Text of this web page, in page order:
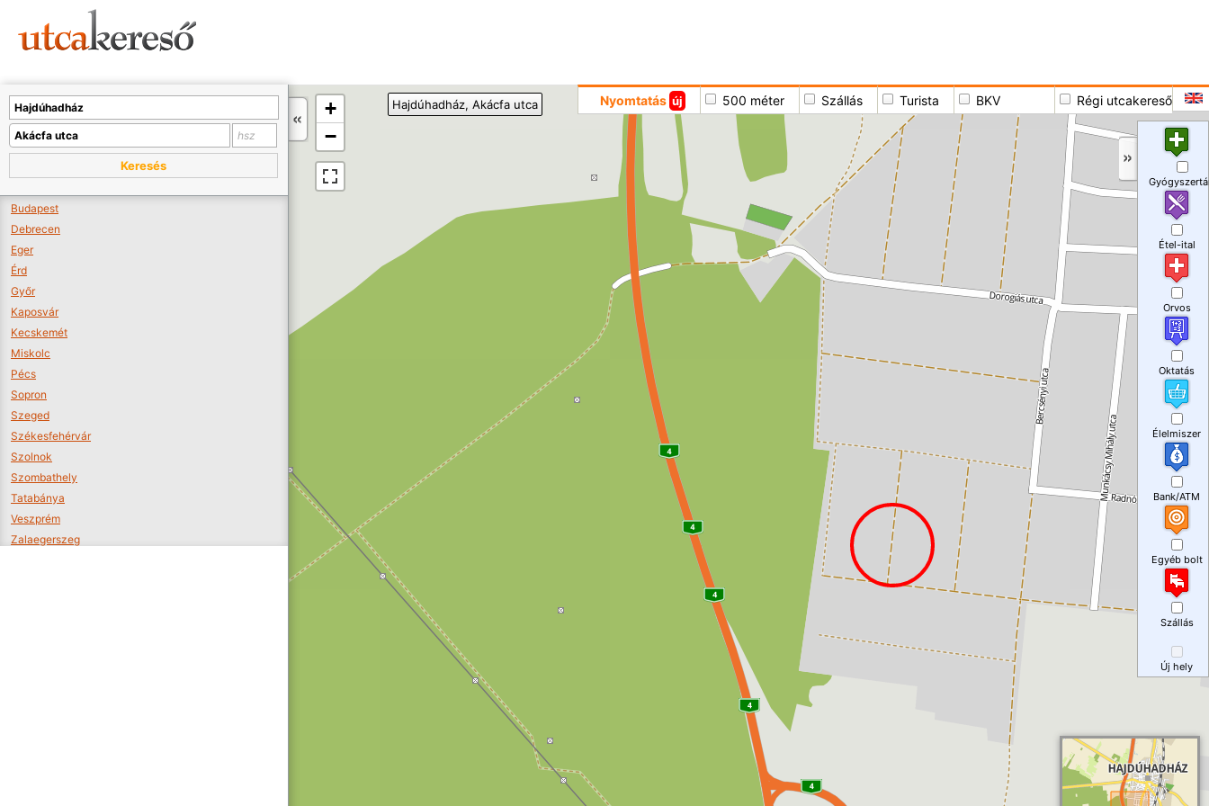
+
−
Nyomtatás új 500 méter Szállás Turista BKV Régi utcakereső
Hajdúhadház, Akácfa utca
Keresés
Budapest
Debrecen
Eger
Érd
Győr
Kaposvár
Kecskemét
Miskolc
Pécs
Sopron
Szeged
Székesfehérvár
Szolnok
Szombathely
Tatabánya
Veszprém
Zalaegerszeg
Étel-ital
Orvos
Oktatás
Élelmiszer
Bank/ATM
Egyéb bolt
Szállás
Új hely
A térképet kicsinyíteni kell, hogy látszódjanak a boltok.
Boltok látszódjanak >>